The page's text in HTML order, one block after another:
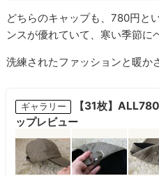
どちらのキャップも、780円と
ンスが優れていて、寒い季節に
洗練されたファッションと暖か
ギャラリー
【31枚】
ップレビュー